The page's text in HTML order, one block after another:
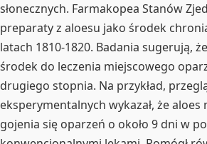
słonecznych. Farmakopea Stanów
preparaty z aloesu jako środek
latach 1810-1820. Badania sugerują,
środek do leczenia miejscowego
drugiego stopnia. Na przykład,
eksperymentalnych wykazał, że aloes
gojenia się oparzeń o około 9 dni w